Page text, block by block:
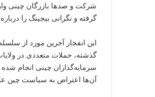
شرکت و صدها بازرگان چینی
گرفته و نگرانی بیجینگ را
این انفجار آخرین مورد از
گذشته، حملات متعددی در
سرمایه‌گذاران چینی انجام
آن‌ها اعتراض به سیاست چین